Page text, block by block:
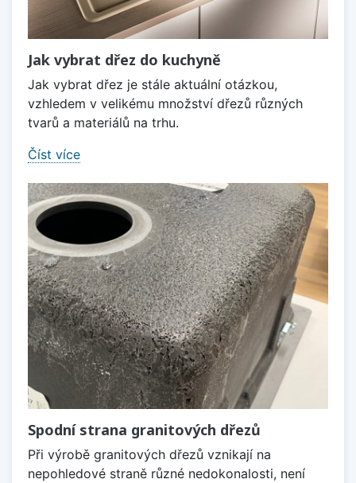
Jak vybrat dřez do kuchyně
Jak vybrat dřez je stále aktuální otázkou,
vzhledem v velikému množství dřezů různých
tvarů a materiálů na trhu.
Číst více
Spodní strana granitových dřezů
Při výrobě granitových dřezů vznikají na
nepohledové straně různé nedokonalosti, není